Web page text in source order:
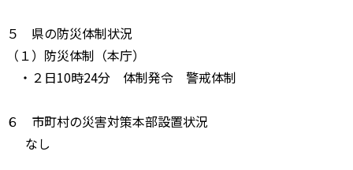
５ 県の防災体制状況
（１）防災体制（本庁）
・２日10時24分 体制発令 警戒体制
６ 市町村の災害対策本部設置状況
なし